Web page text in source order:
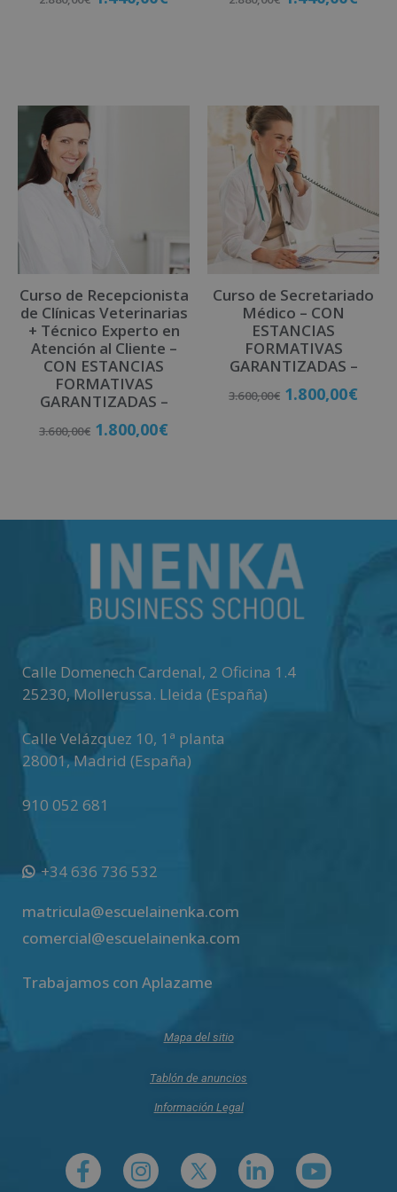
Curso de Recepcionista
de Clínicas Veterinarias
+ Técnico Experto en
Atención al Cliente –
CON ESTANCIAS
FORMATIVAS
GARANTIZADAS –
3.600,00€ 1.800,00€
Curso de Secretariado
Médico – CON
ESTANCIAS
FORMATIVAS
GARANTIZADAS –
3.600,00€ 1.800,00€
Calle Domenech Cardenal, 2 Oficina 1.4
25230, Mollerussa. Lleida (España)
Calle Velázquez 10, 1ª planta
28001,Madrid (España)
910 052 681
+34 636 736 532
matricula@escuelainenka.com
comercial@escuelainenka.com
Trabajamos con Aplazame
Mapa del sitio
Tablón de anuncios
Información Legal